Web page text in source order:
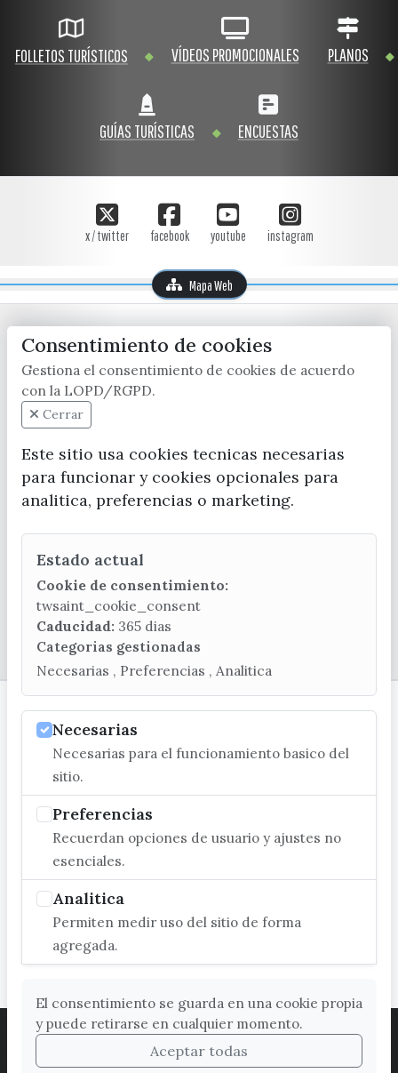
FOLLETOS TURÍSTICOS VÍDEOS PROMOCIONALES PLANOS
GUÍAS TURÍSTICAS ENCUESTAS
x / twitter facebook youtube instagram
Mapa Web
(+34) 952 541 104
turismo@velezmalaga.es
© EXCMO. AYUNTAMIENTO DE VÉLEZ-MÁLAGA
ACCESIBILIDAD COOKIES
LEGAL
PROTECCIÓN DE DATOS
Consentimiento de cookies
Gestiona el consentimiento de cookies de acuerdo
con la LOPD/RGPD.
Cerrar
Este sitio usa cookies tecnicas necesarias
para funcionar y cookies opcionales para
analitica, preferencias o marketing.
Estado actual
Cookie de consentimiento:
twsaint_cookie_consent
Caducidad: 365 dias
Categorias gestionadas
Necesarias , Preferencias , Analitica
Necesarias
Necesarias para el funcionamiento basico del
sitio.
Preferencias
Recuerdan opciones de usuario y ajustes no
esenciales.
Analitica
Permiten medir uso del sitio de forma
agregada.
El consentimiento se guarda en una cookie propia
y puede retirarse en cualquier momento.
Aceptar todas